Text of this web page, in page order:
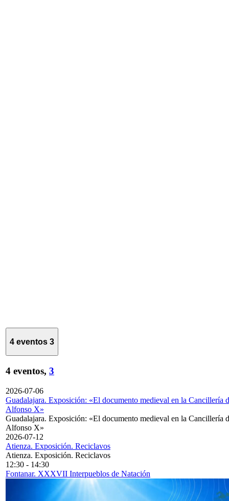
4 eventos 3
4 eventos, 3
2026-07-06
Guadalajara. Exposición: «El documento medieval en la Cancillería
Alfonso X»
Guadalajara. Exposición: «El documento medieval en la Cancillería
Alfonso X»
2026-07-12
Atienza. Exposición. Reciclavos
Atienza. Exposición. Reciclavos
12:30 - 14:30
Fontanar. XXXVII Interpueblos de Natación